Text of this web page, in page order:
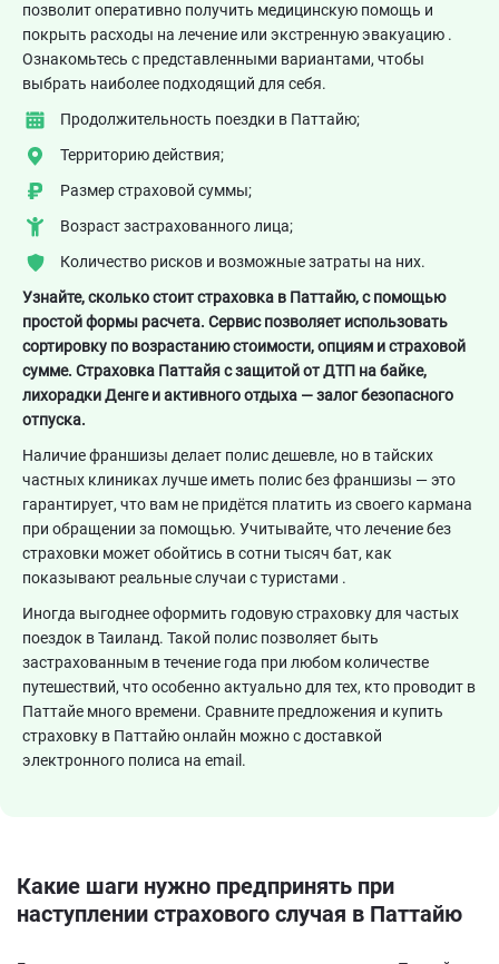
позволит оперативно получить медицинскую помощь и
покрыть расходы на лечение или экстренную эвакуацию .
Ознакомьтесь с представленными вариантами, чтобы
выбрать наиболее подходящий для себя.
Продолжительность поездки в Паттайю;
Территорию действия;
Размер страховой суммы;
Возраст застрахованного лица;
Количество рисков и возможные затраты на них.
Узнайте, сколько стоит страховка в Паттайю, с помощью
простой формы расчета. Сервис позволяет использовать
сортировку по возрастанию стоимости, опциям и страховой
сумме. Страховка Паттайя с защитой от ДТП на байке,
лихорадки Денге и активного отдыха — залог безопасного
отпуска.
Наличие франшизы делает полис дешевле, но в тайских
частных клиниках лучше иметь полис без франшизы — это
гарантирует, что вам не придётся платить из своего кармана
при обращении за помощью. Учитывайте, что лечение без
страховки может обойтись в сотни тысяч бат, как
показывают реальные случаи с туристами .
Иногда выгоднее оформить годовую страховку для частых
поездок в Таиланд. Такой полис позволяет быть
застрахованным в течение года при любом количестве
путешествий, что особенно актуально для тех, кто проводит в
Паттайе много времени. Сравните предложения и купить
страховку в Паттайю онлайн можно с доставкой
электронного полиса на email.
Какие шаги нужно предпринять при
наступлении страхового случая в Паттайю